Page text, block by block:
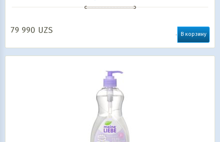
79 990 UZS В корзину